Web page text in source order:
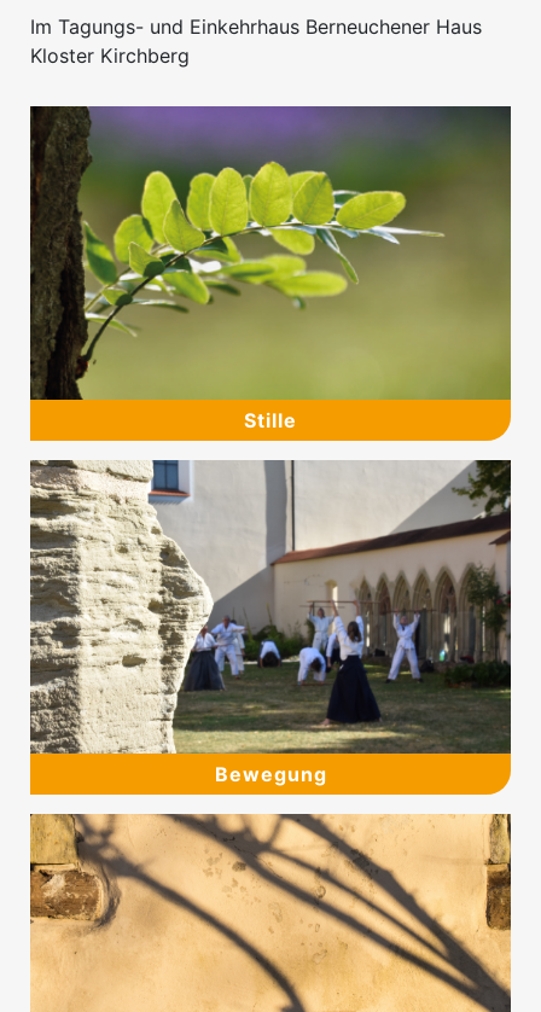
Im Tagungs- und Einkehrhaus Berneuchener Haus
Kloster Kirchberg
Stille
Bewegung